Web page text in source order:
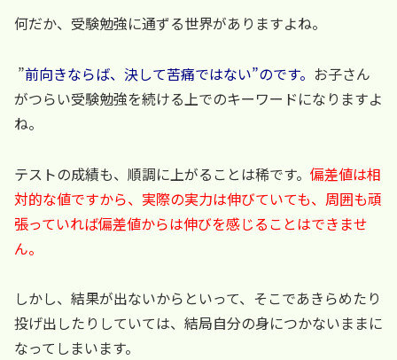
何だか、受験勉強に通ずる世界がありますよね。
”前向きならば、決して苦痛ではない”のです。 お子さん
がつらい受験勉強を続ける上でのキーワードになりますよ
ね。
テストの成績も、順調に上がることは稀です。 偏差値は相
対的な値ですから、実際の実力は伸びていても、 周囲も頑
張っていれば偏差値からは伸びを感じることはできませ
ん。
しかし、結果が出ないからといって、そこであきらめたり
投げ出したりしていては、結局自分の身につかないままに
なってしまいます。